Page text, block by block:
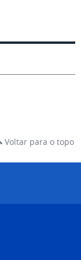
Voltar para o topo